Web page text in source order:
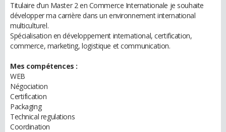
Titulaire d’un Master 2 en Commerce Internationale je souhaite
développer ma carrière dans un environnement international
multiculturel.
Spécialisation en développement international, certification,
commerce, marketing, logistique et communication.
Mes compétences :
WEB
Négociation
Certification
Packaging
Technical regulations
Coordination